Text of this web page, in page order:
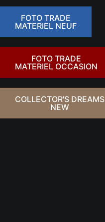
FOTO TRADE
MATERIEL NEUF
FOTO TRADE
MATERIEL OCCASION
COLLECTOR'S DREAMS
NEW